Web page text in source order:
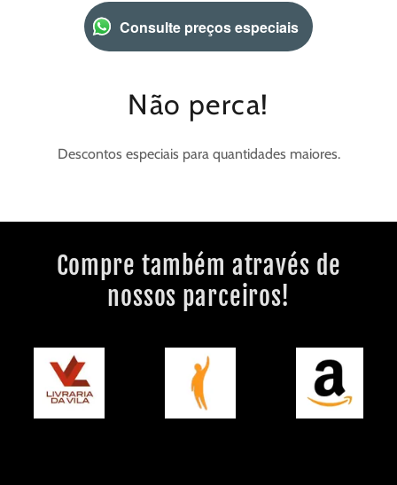
Consulte preços especiais
Não perca!
Descontos especiais para quantidades maiores.
Compre também através de
nossos parceiros!